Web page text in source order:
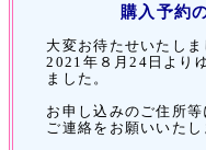
購入予約
大変お待たせいたしま
2021年８月24日より
ました。
お申し込みのご住所
ご連絡をお願いいたし